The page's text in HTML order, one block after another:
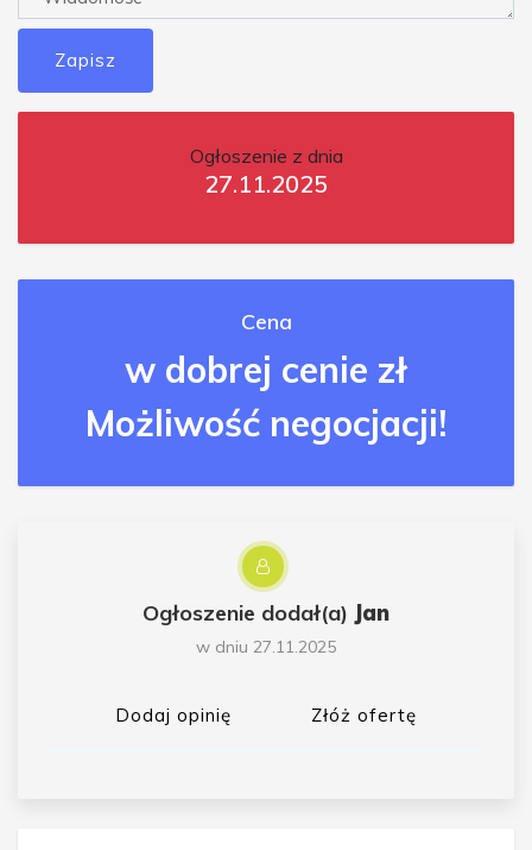
Zapisz
Ogłoszenie z dnia
27.11.2025
Cena
w dobrej cenie zł
Możliwość negocjacji!
Ogłoszenie dodał(a) Jan
w dniu 27.11.2025
Dodaj opinię Złóż ofertę